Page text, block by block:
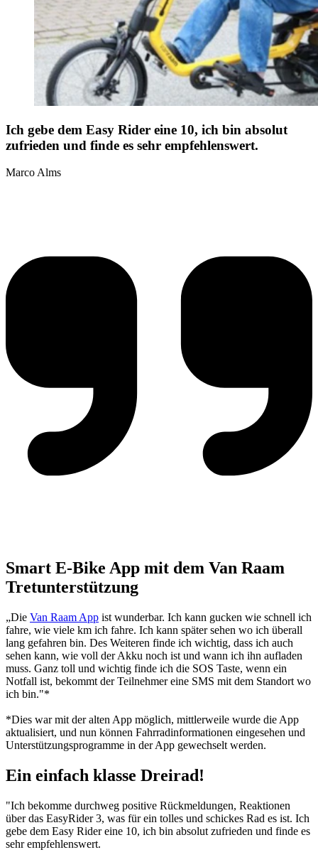
Ich gebe dem Easy Rider eine 10, ich bin absolut
zufrieden und finde es sehr empfehlenswert.
Marco Alms
Smart E-Bike App mit dem Van Raam
Tretunterstützung
„Die Van Raam App ist wunderbar. Ich kann gucken wie schnell ich
fahre, wie viele km ich fahre. Ich kann später sehen wo ich überall
lang gefahren bin. Des Weiteren finde ich wichtig, dass ich auch
sehen kann, wie voll der Akku noch ist und wann ich ihn aufladen
muss. Ganz toll und wichtig finde ich die SOS Taste, wenn ein
Notfall ist, bekommt der Teilnehmer eine SMS mit dem Standort wo
ich bin."*
*Dies war mit der alten App möglich, mittlerweile wurde die App
aktualisiert, und nun können Fahrradinformationen eingesehen und
Unterstützungsprogramme in der App gewechselt werden.
Ein einfach klasse Dreirad!
"Ich bekomme durchweg positive Rückmeldungen, Reaktionen
über das EasyRider 3, was für ein tolles und schickes Rad es ist. Ich
gebe dem Easy Rider eine 10, ich bin absolut zufrieden und finde es
sehr empfehlenswert.